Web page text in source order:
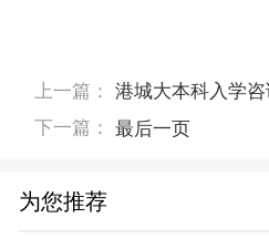
上一篇：
下一篇：
最后一页
为您推荐